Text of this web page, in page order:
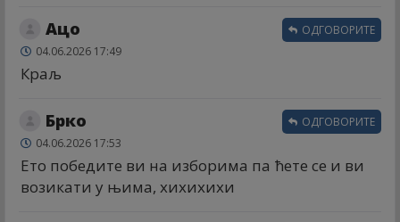
Ацо
04.06.2026 17:49
Краљ
ОДГОВОРИТЕ
Брко
04.06.2026 17:53
Ето победите ви на изборима па ћете се и ви
возикати у њима, хихихихи
ОДГОВОРИТЕ